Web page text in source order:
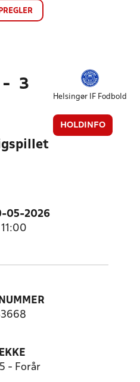
- 3
Helsingør IF Fodbold
HOLDINFO
05-2026
11:00
- Forår